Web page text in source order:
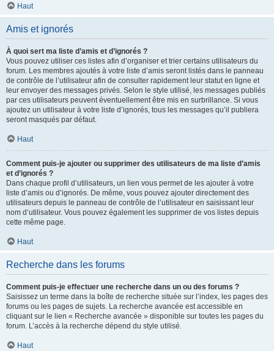
Haut
Amis et ignorés
À quoi sert ma liste d’amis et d’ignorés ?
Vous pouvez utiliser ces listes afin d’organiser et trier certains utilisateurs du
forum. Les membres ajoutés à votre liste d’amis seront listés dans le panneau
de contrôle de l’utilisateur afin de consulter rapidement leur statut en ligne et
leur envoyer des messages privés. Selon le style utilisé, les messages publiés
par ces utilisateurs peuvent éventuellement être mis en surbrillance. Si vous
ajoutez un utilisateur à votre liste d’ignorés, tous les messages qu’il publiera
seront masqués par défaut.
Haut
Comment puis-je ajouter ou supprimer des utilisateurs de ma liste d’amis
et d’ignorés ?
Dans chaque profil d’utilisateurs, un lien vous permet de les ajouter à votre
liste d’amis ou d’ignorés. De même, vous pouvez ajouter directement des
utilisateurs depuis le panneau de contrôle de l’utilisateur en saisissant leur
nom d’utilisateur. Vous pouvez également les supprimer de vos listes depuis
cette même page.
Haut
Recherche dans les forums
Comment puis-je effectuer une recherche dans un ou des forums ?
Saisissez un terme dans la boîte de recherche située sur l’index, les pages des
forums ou les pages de sujets. La recherche avancée est accessible en
cliquant sur le lien « Recherche avancée » disponible sur toutes les pages du
forum. L’accès à la recherche dépend du style utilisé.
Haut